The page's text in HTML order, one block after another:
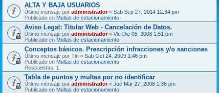
ALTA Y BAJA USUARIOS
Último mensaje por administrador« Sab Sep 27, 2014 12:34 pm
Publicado en Multas de estacionamiento
Aviso Legal: Titular Web - Cancelación de Datos.
Último mensaje por administrador« Vie Dic 05, 2008 1:51 pm
Publicado en Multas de estacionamiento
Conceptos básicos. Prescripción infracciones y/o sanciones
Último mensaje por Tin « Sab Oct 24, 2009 1:46 pm
Publicado en Multas de estacionamiento
Respuestas: 1
Tabla de puntos y multas por no identificar
Último mensaje por administrador« Jue Mar 27, 2008 1:36 pm
Publicado en Multas de estacionamiento